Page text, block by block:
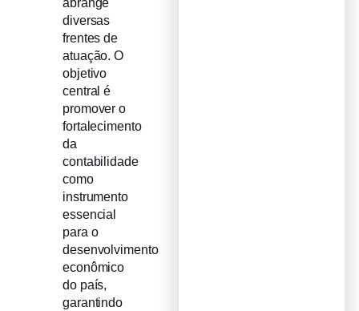
diversas
frentes de
atuação. O
objetivo
central é
promover o
fortalecimento
da
contabilidade
como
instrumento
essencial
para o
desenvolvimento
econômico
do país,
garantindo